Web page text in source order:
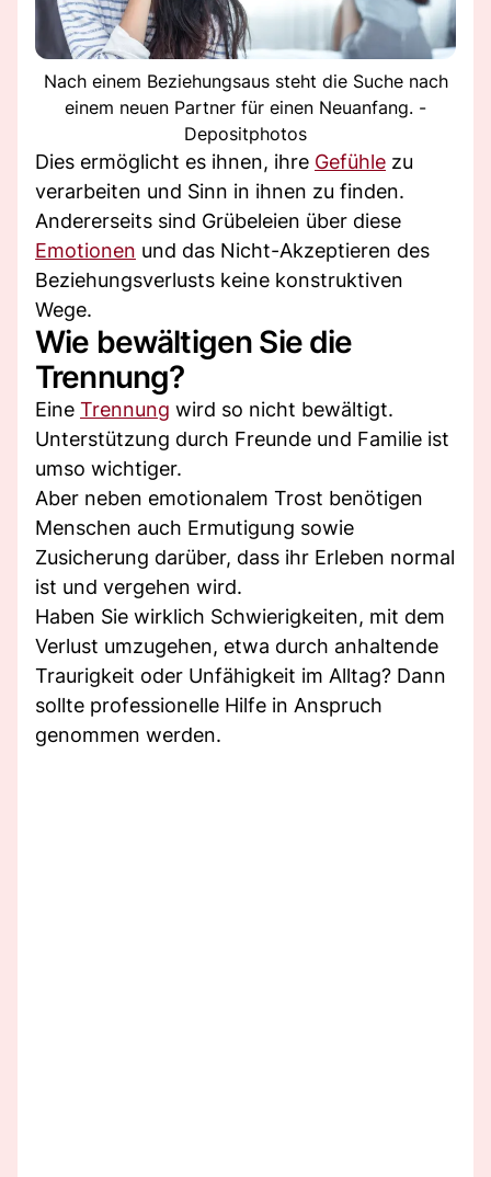
Nach einem Beziehungsaus steht die Suche nach
einem neuen Partner für einen Neuanfang. -
Depositphotos
Dies ermöglicht es ihnen, ihre Gefühle zu
verarbeiten und Sinn in ihnen zu finden.
Andererseits sind Grübeleien über diese
Emotionen und das Nicht-Akzeptieren des
Beziehungsverlusts keine konstruktiven
Wege.
Wie bewältigen Sie die
Trennung?
Eine Trennung wird so nicht bewältigt.
Unterstützung durch Freunde und Familie ist
umso wichtiger.
Aber neben emotionalem Trost benötigen
Menschen auch Ermutigung sowie
Zusicherung darüber, dass ihr Erleben normal
ist und vergehen wird.
Haben Sie wirklich Schwierigkeiten, mit dem
Verlust umzugehen, etwa durch anhaltende
Traurigkeit oder Unfähigkeit im Alltag? Dann
sollte professionelle Hilfe in Anspruch
genommen werden.